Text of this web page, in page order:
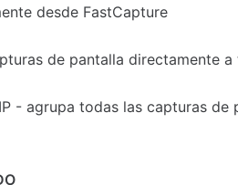
desde FastCapture
de pantalla directamente a
- agrupa todas las capturas de